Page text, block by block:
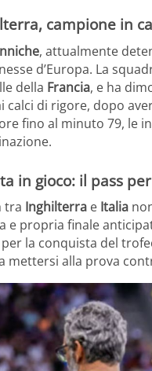
campione in
, attualmente
d’Europa. La
della Francia, e ha
calci di rigore, dopo
fino al minuto 79, le
in gioco: il pass
tra Inghilterra e Italia
e propria finale
per la conquista del
mettersi alla prova